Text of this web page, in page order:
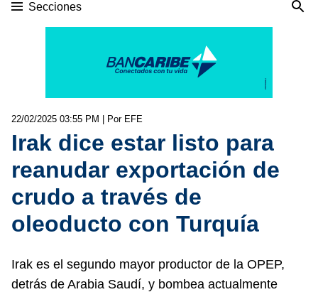
Secciones
22/02/2025 03:55 PM | Por EFE
Irak dice estar listo para
reanudar exportación de
crudo a través de
oleoducto con Turquía
Irak es el segundo mayor productor de la OPEP,
detrás de Arabia Saudí, y bombea actualmente